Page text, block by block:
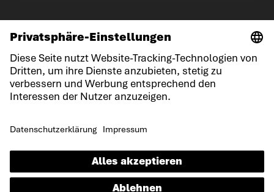
Impressum
Datenschutz
Erklärung zur Barrierefreiheit